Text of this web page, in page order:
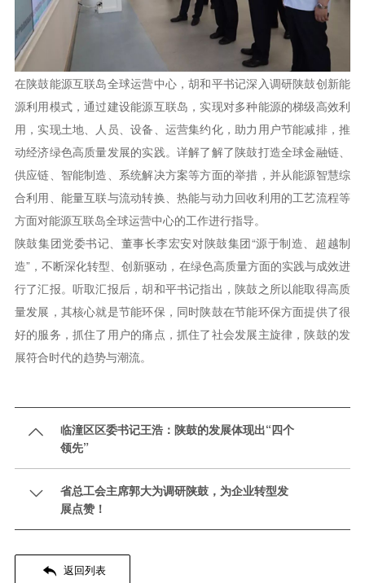
在陕鼓能源互联岛全球运营中心，胡和平书记深入调研陕鼓创新能
源利用模式，通过建设能源互联岛，实现对多种能源的梯级高效利
用，实现土地、人员、设备、运营集约化，助力用户节能减排，推
动经济绿色高质量发展的实践。详解了解了陕鼓打造全球金融链、
供应链、智能制造、系统解决方案等方面的举措，并从能源智慧综
合利用、能量互联与流动转换、热能与动力回收利用的工艺流程等
方面对能源互联岛全球运营中心的工作进行指导。
陕鼓集团党委书记、董事长李宏安对陕鼓集团“源于制造、超越制
造”，不断深化转型、创新驱动，在绿色高质量方面的实践与成效进
行了汇报。听取汇报后，胡和平书记指出，陕鼓之所以能取得高质
量发展，其核心就是节能环保，同时陕鼓在节能环保方面提供了很
好的服务，抓住了用户的痛点，抓住了社会发展主旋律，陕鼓的发
展符合时代的趋势与潮流。

临潼区区委书记王浩：陕鼓的发展体现出“四个
领先”

省总工会主席郭大为调研陕鼓，为企业转型发
展点赞！
 返回列表